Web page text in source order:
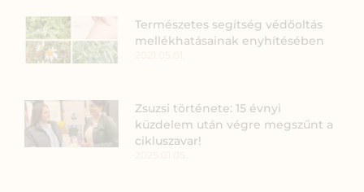
Természetes segítség védőoltás
mellékhatásainak enyhítésében
Zsuzsi története: 15 évnyi
küzdelem után végre megszűnt a
cikluszavar!